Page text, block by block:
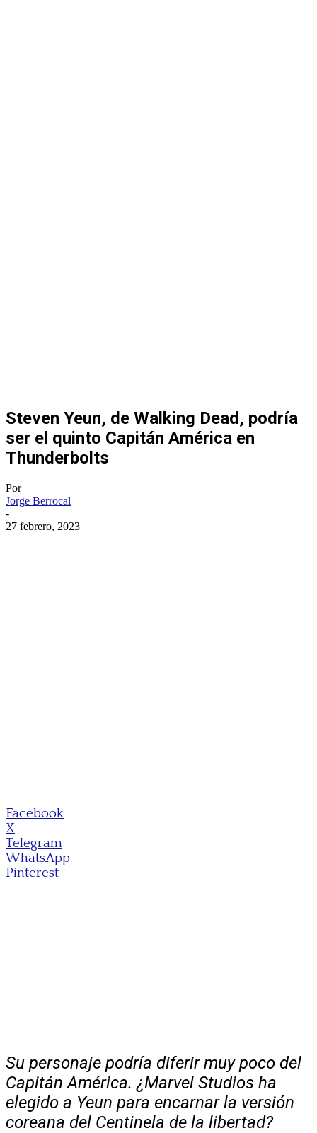
Steven Yeun, de Walking Dead, podría
ser el quinto Capitán América en
Thunderbolts
Por
Jorge Berrocal
-
27 febrero, 2023
Facebook
X
Telegram
WhatsApp
Pinterest
Su personaje podría diferir muy poco del
Capitán América. ¿Marvel Studios ha
elegido a Yeun para encarnar la versión
coreana del Centinela de la libertad?